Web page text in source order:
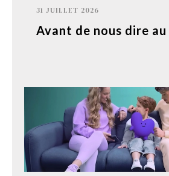
31 JUILLET 2026
Avant de nous dire